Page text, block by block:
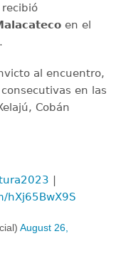
en el
al encuentro,
en las
Cobán
|
hXj65BwX9S
August 26,